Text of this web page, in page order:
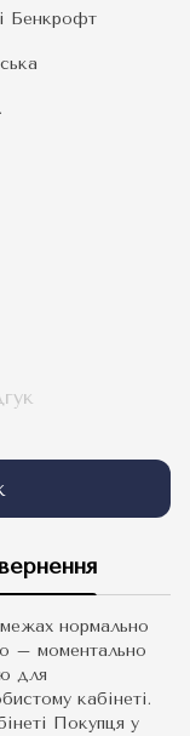
Бенкрофт
нормально
– моментально
для
кабінеті.
Покупця у